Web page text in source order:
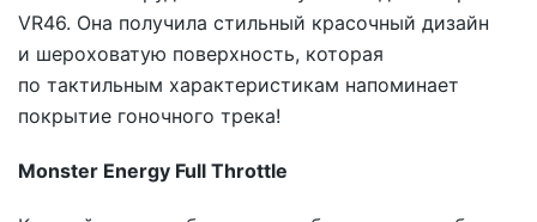
VR46. Она получила стильный красочный дизайн
и шероховатую поверхность, которая
по тактильным характеристикам напоминает
покрытие гоночного трека!
Monster Energy Full Throttle